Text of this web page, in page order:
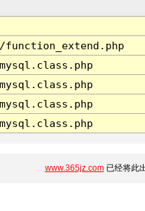
www.365jz.com已经将此